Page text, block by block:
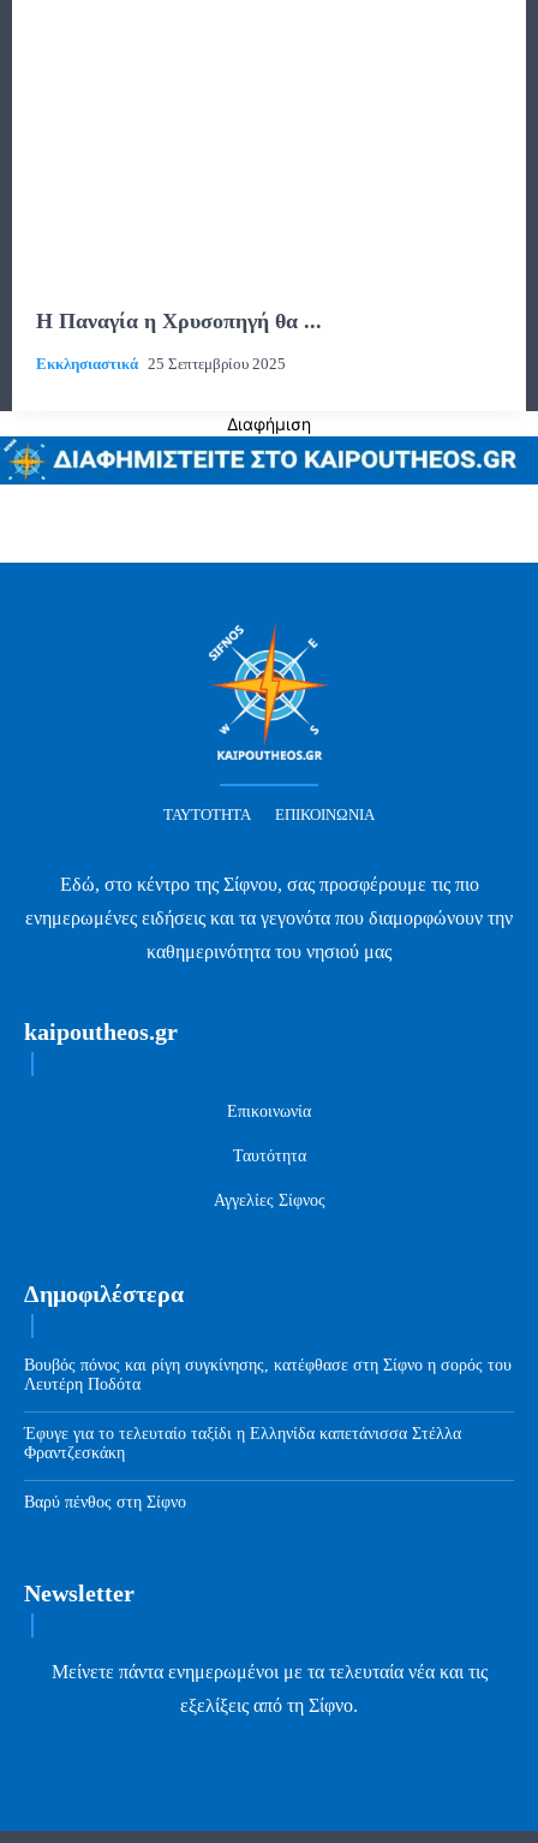
Η Παναγία η Χρυσοπηγή θα ...
Εκκλησιαστικά 25 Σεπτεμβρίου 2025
Διαφήμιση
ΤΑΥΤΌΤΗΤΑ ΕΠΙΚΟΙΝΩΝΊΑ
Εδώ, στο κέντρο της Σίφνου, σας προσφέρουμε τις πιο
ενημερωμένες ειδήσεις και τα γεγονότα που διαμορφώνουν την
καθημερινότητα του νησιού μας
kaipoutheos.gr
Επικοινωνία
Ταυτότητα
Αγγελίες Σίφνος
Δημοφιλέστερα
Βουβός πόνος και ρίγη συγκίνησης, κατέφθασε στη Σίφνο η σορός του
Λευτέρη Ποδότα
Έφυγε για το τελευταίο ταξίδι η Ελληνίδα καπετάνισσα Στέλλα
Φραντζεσκάκη
Βαρύ πένθος στη Σίφνο
Newsletter
Μείνετε πάντα ενημερωμένοι με τα τελευταία νέα και τις
εξελίξεις από τη Σίφνο.